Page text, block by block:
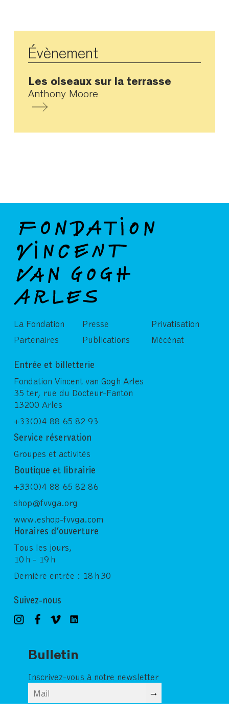
Évènement
Les oiseaux sur la terrasse
Anthony Moore
La Fondation
Partenaires
Presse
Publications
Privatisation
Mécénat
Entrée et billetterie
Fondation Vincent van Gogh Arles
35 ter, rue du Docteur-Fanton
13200 Arles
+33(0)4 88 65 82 93
Service réservation
Groupes et activités
Boutique et librairie
+33(0)4 88 65 82 86
shop@fvvga.org
www.eshop-fvvga.com
Horaires d’ouverture
Tous les jours,
10 h - 19 h
Dernière entrée : 18 h 30
Suivez-nous
Bulletin
Inscrivez-vous à notre newsletter
→